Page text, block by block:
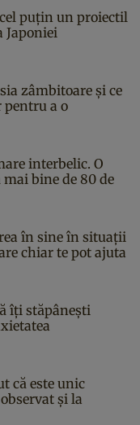
puțin un proiectil
Japoniei
zâmbitoare și ce
pentru a o
interbelic. O
bine de 80 de
în sine în situații
chiar te pot ajuta
îți stăpânești
că este unic
și la